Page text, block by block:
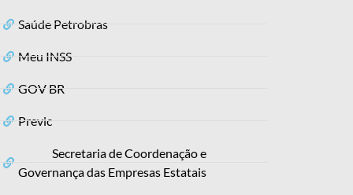
Saúde Petrobras
Meu INSS
GOV BR
Previc
Secretaria de Coordenação e
Governança das Empresas Estatais